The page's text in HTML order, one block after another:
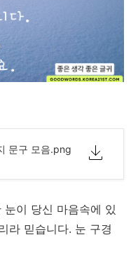
문구 모음.png
이 당신 마음속에 있
라 믿습니다. 눈 구경